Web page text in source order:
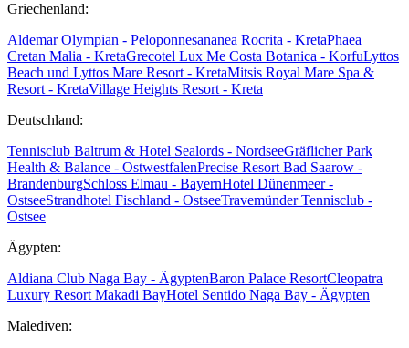
Griechenland:
Aldemar Olympian - Peloponnesananea Rocrita - KretaPhaea
Cretan Malia - KretaGrecotel Lux Me Costa Botanica - KorfuLyttos
Beach und Lyttos Mare Resort - KretaMitsis Royal Mare Spa &
Resort - KretaVillage Heights Resort - Kreta
Deutschland:
Tennisclub Baltrum & Hotel Sealords - NordseeGräflicher Park
Health & Balance - OstwestfalenPrecise Resort Bad Saarow -
BrandenburgSchloss Elmau - BayernHotel Dünenmeer -
OstseeStrandhotel Fischland - OstseeTravemünder Tennisclub -
Ostsee
Ägypten:
Aldiana Club Naga Bay - ÄgyptenBaron Palace ResortCleopatra
Luxury Resort Makadi BayHotel Sentido Naga Bay - Ägypten
Malediven: